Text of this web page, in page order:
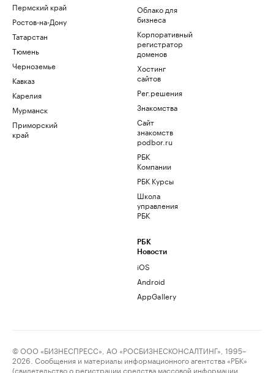
Пермский край
Ростов-на-Дону
Татарстан
Тюмень
Черноземье
Кавказ
Карелия
Мурманск
Приморский
край
Облако для
бизнеса
Корпоративный
регистратор
доменов
Хостинг
сайтов
Рег.решения
Знакомства
Сайт
знакомств
podbor.ru
РБК
Компании
РБК Курсы
Школа
управления
РБК
РБК
Новости
iOS
Android
AppGallery
© ООО «БИЗНЕСПРЕСС», АО «РОСБИЗНЕСКОНСАЛТИНГ», 1995–
2026. Сообщения и материалы информационного агентства «РБК»
(свидетельство о регистрации средства массовой информации